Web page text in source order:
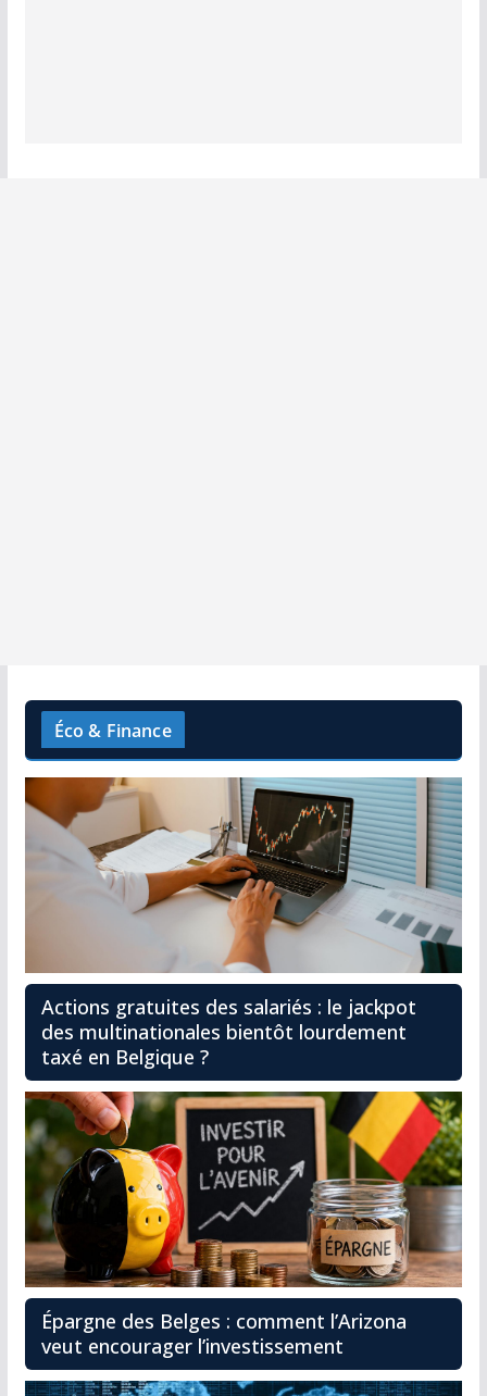
Éco & Finance
Actions gratuites des salariés : le jackpot
des multinationales bientôt lourdement
taxé en Belgique ?
Épargne des Belges : comment l’Arizona
veut encourager l’investissement